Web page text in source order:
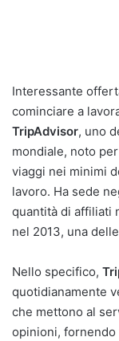
Interessante
cominciare a
TripAdvisor, uno
mondiale, noto
viaggi nei minimi
lavoro. Ha sede
quantità di affiliati
nel 2013, una
Nello specifico,
quotidianamente
che mettono al
opinioni,